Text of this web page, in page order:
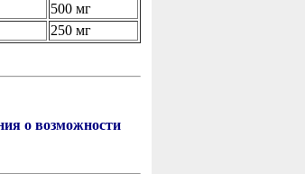
500 мг
250 мг
о возможности